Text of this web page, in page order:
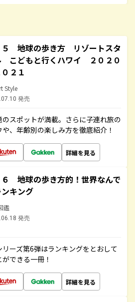
５ 地球の歩き方 リゾートスタ
こどもと行くハワイ ２０２０
２１
Style
発売
スポットが満載。さらに子連れ旅の
、年齢別の楽しみ方を徹底紹介！
詳細を見る
地球の歩き方的！世界なんで
キング
鑑
発売
リーズ第6弾はランキングをとおして
できる一冊！
詳細を見る